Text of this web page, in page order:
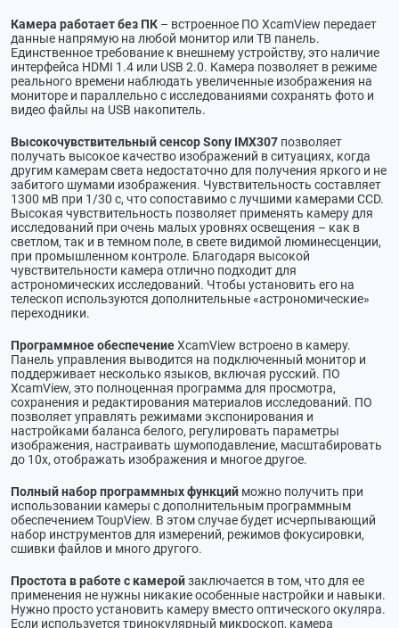
Камера работает без ПК – встроенное ПО XcamView передает
данные напрямую на любой монитор или ТВ панель.
Единственное требование к внешнему устройству, это наличие
интерфейса HDMI 1.4 или USB 2.0. Камера позволяет в режиме
реального времени наблюдать увеличенные изображения на
мониторе и параллельно с исследованиями сохранять фото и
видео файлы на USB накопитель.
Высокочувствительный сенсор Sony IMX307 позволяет
получать высокое качество изображений в ситуациях, когда
другим камерам света недостаточно для получения яркого и не
забитого шумами изображения. Чувствительность составляет
1300 мВ при 1/30 с, что сопоставимо с лучшими камерами CCD.
Высокая чувствительность позволяет применять камеру для
исследований при очень малых уровнях освещения – как в
светлом, так и в темном поле, в свете видимой люминесценции,
при промышленном контроле. Благодаря высокой
чувствительности камера отлично подходит для
астрономических исследований. Чтобы установить его на
телескоп используются дополнительные «астрономические»
переходники.
Программное обеспечениеXcamView встроено в камеру.
Панель управления выводится на подключенный монитор и
поддерживает несколько языков, включая русский. ПО
XcamView, это полноценная программа для просмотра,
сохранения и редактирования материалов исследований. ПО
позволяет управлять режимами экспонирования и
настройками баланса белого, регулировать параметры
изображения, настраивать шумоподавление, масштабировать
до 10х, отображать изображения и многое другое.
Полный набор программных функций можно получить при
использовании камеры с дополнительным программным
обеспечением ToupView. В этом случае будет исчерпывающий
набор инструментов для измерений, режимов фокусировки,
сшивки файлов и много другого.
Простота в работе с камеройзаключается в том, что для ее
применения не нужны никакие особенные настройки и навыки.
Нужно просто установить камеру вместо оптического окуляра.
Если используется тринокулярный микроскоп, камера